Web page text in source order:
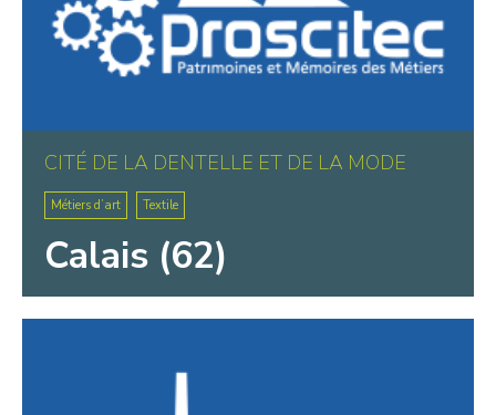
CITÉ DE LA DENTELLE ET DE LA MODE
Métiers d’art Textile
Calais (62)